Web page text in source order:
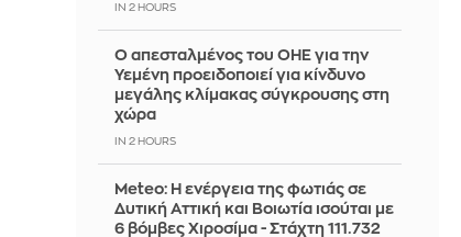
IN 2 HOURS
Ο απεσταλμένος του ΟΗΕ για την
Υεμένη προειδοποιεί για κίνδυνο
μεγάλης κλίμακας σύγκρουσης στη
χώρα
IN 2 HOURS
Meteo: Η ενέργεια της φωτιάς σε
Δυτική Αττική και Βοιωτία ισούται με
6 βόμβες Χιροσίμα - Στάχτη 111.732